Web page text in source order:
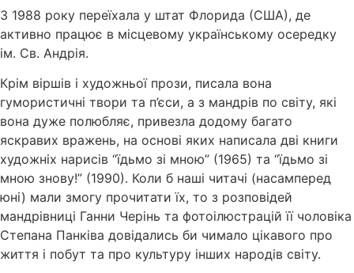
З 1988 року переїхала у штат Флорида (США), де
активно працює в місцевому українському осередку
ім. Св. Андрія.
Крім віршів і художньої прози, писала вона
гумористичні твори та п’єси, а з мандрів по світу, які
вона дуже полюбляє, привезла додому багато
яскравих вражень, на основі яких написала дві книги
художніх нарисів “їдьмо зі мною” (1965) та “їдьмо зі
мною знову!” (1990). Коли б наші читачі (насамперед
юні) мали змогу прочитати їх, то з розповідей
мандрівниці Ганни Черінь та фотоілюстрацій її чоловіка
Степана Панківа довідались би чимало цікавого про
життя і побут та про культуру інших народів світу.